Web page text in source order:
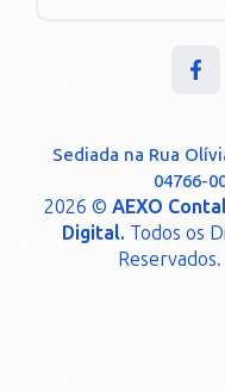
Sediada na Rua
04766-
2026 ©AEXO
Digital. Todos os
Reservados.